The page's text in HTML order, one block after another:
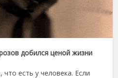
добился ценой жизни
есть у человека. Если